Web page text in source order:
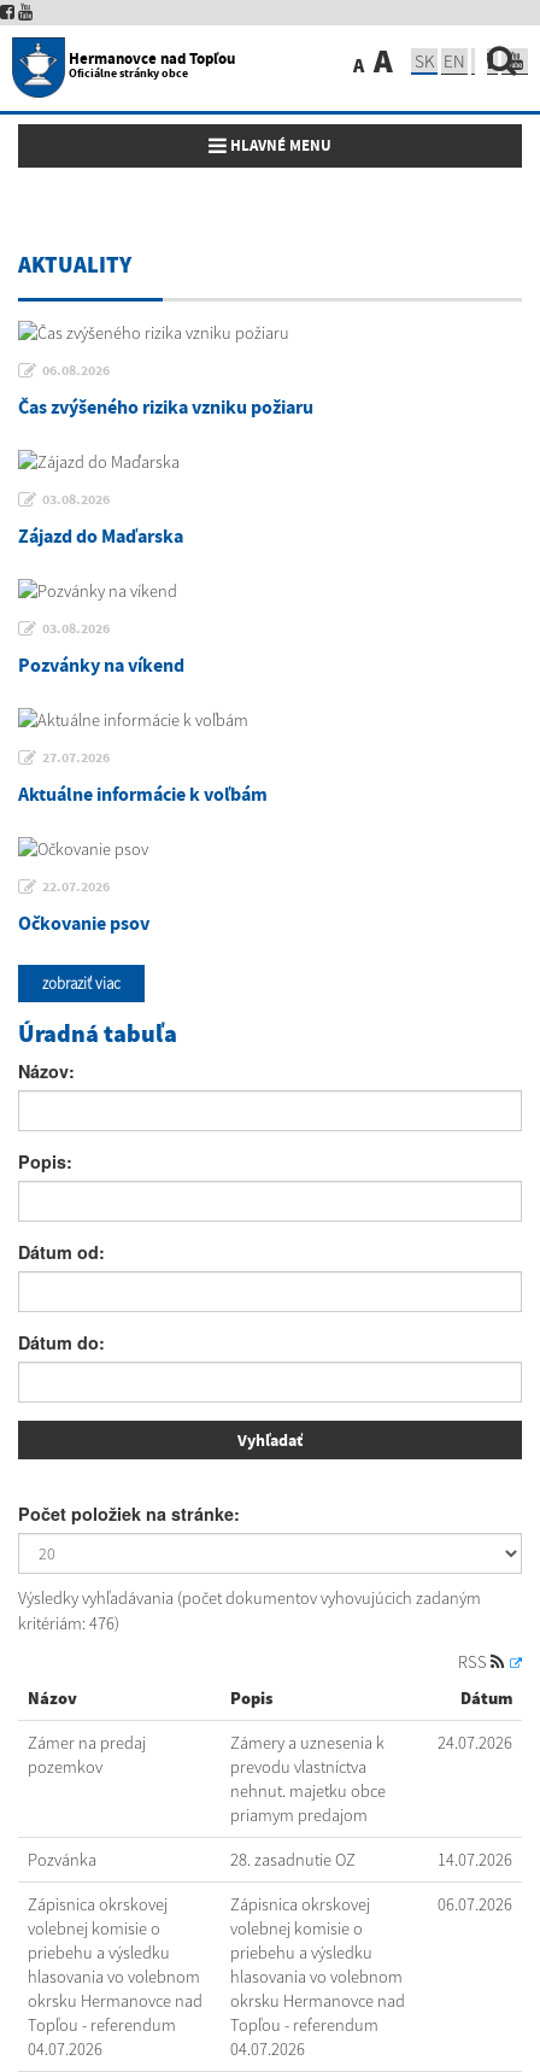
Hermanovce nad Topľou
Oficiálne stránky obce A A SK EN
Toggle navigation
HLAVNÉ MENU
AKTUALITY
06.08.2026
Čas zvýšeného rizika vzniku požiaru
03.08.2026
Zájazd do Maďarska
03.08.2026
Pozvánky na víkend
27.07.2026
Aktuálne informácie k voľbám
22.07.2026
Očkovanie psov
zobraziť viac
Úradná tabuľa
Názov:
Popis:
Dátum od:
Dátum do:
Počet položiek na stránke:
Výsledky vyhľadávania (počet dokumentov vyhovujúcich zadaným
kritériám: 476)
RSS
Názov
Popis Dátum
Zámer na predaj
pozemkov
Zámery a uznesenia k
prevodu vlastníctva
nehnut. majetku obce
priamym predajom
24.07.2026
Pozvánka 28. zasadnutie OZ 14.07.2026
Zápisnica okrskovej
volebnej komisie o
priebehu a výsledku
hlasovania vo volebnom
okrsku Hermanovce nad
Topľou - referendum
04.07.2026
Zápisnica okrskovej
volebnej komisie o
priebehu a výsledku
hlasovania vo volebnom
okrsku Hermanovce nad
Topľou - referendum
04.07.2026
06.07.2026